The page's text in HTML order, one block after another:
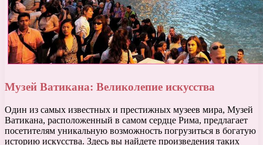
Музей Ватикана: Великолепие искусства
Один из самых известных и престижных музеев мира, Музей
Ватикана, расположенный в самом сердце Рима, предлагает
посетителям уникальную возможность погрузиться в богатую
историю искусства. Здесь вы найдете произведения таких